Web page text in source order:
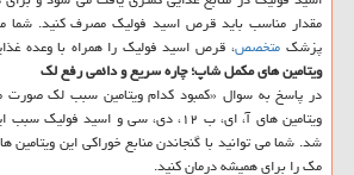
مقدار مناسب باید قرص اسید فولیک مصرف کنید. شما
پزشک متخصص، قرص اسید فولیک را همراه با وعده
ویتامین های مکمل شاپ؛ چاره سریع و دائمی رفع لک
در پاسخ به سوال «کمبود کدام ویتامین سبب لک صورت
ویتامین های آ، ای، ب ۱۲، دی، سی و اسید
شد. شما می توانید با گنجاندن منابع خوراکی این
مک را برای همیشه درمان کنید.